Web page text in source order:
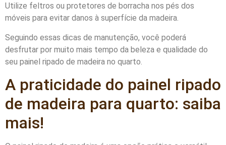
Utilize feltros ou protetores de borracha nos pés dos
móveis para evitar danos à superfície da madeira.
Seguindo essas dicas de manutenção, você poderá
desfrutar por muito mais tempo da beleza e qualidade do
seu painel ripado de madeira no quarto.
A praticidade do painel ripado
de madeira para quarto: saiba
mais!